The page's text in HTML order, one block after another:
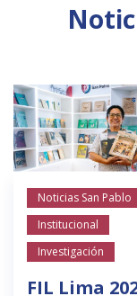
Noticias San Pablo
Institucional
Investigación
FIL Lima